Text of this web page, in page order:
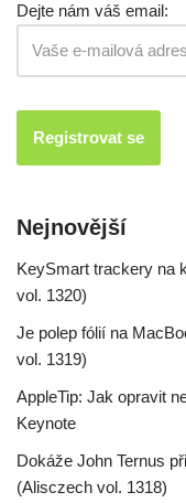
Dejte nám váš email:
Nejnovější
KeySmart trackery na
vol. 1320)
Je polep fólií na
vol. 1319)
AppleTip: Jak opravit
Keynote
Dokáže John Ternus
(Alisczech vol. 1318)